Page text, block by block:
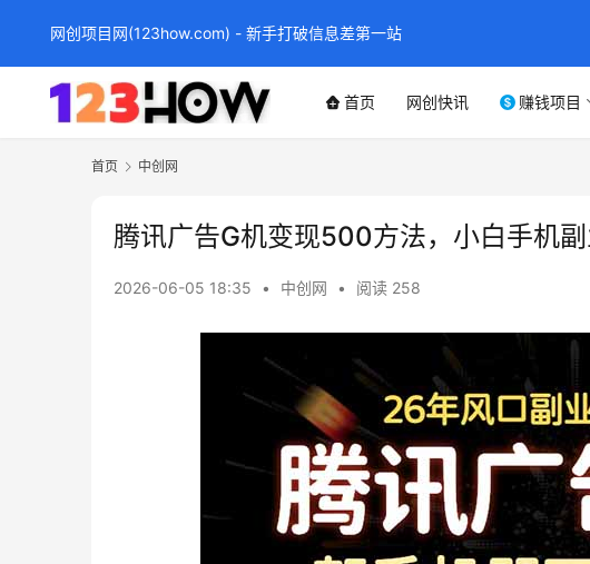
首页 网创快讯 赚钱项目
首页 中创网
腾讯广告G机变现500方法，小白手机
2026-06-05 18:35 • 中创网 • 阅读 258
网创项目网(123how.com) - 新手打破信息差第一站